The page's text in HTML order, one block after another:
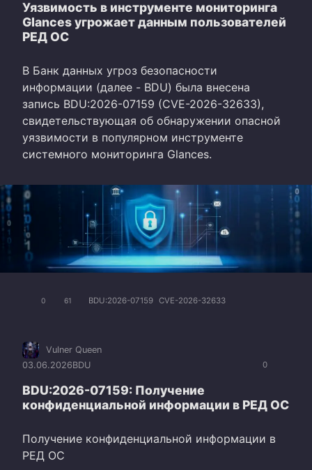
Уязвимость в инструменте мониторинга
Glances угрожает данным пользователей
РЕД ОС
В Банк данных угроз безопасности
информации (далее - BDU) была внесена
запись BDU:2026-07159 (CVE-2026-32633),
свидетельствующая об обнаружении опасной
уязвимости в популярном инструменте
системного мониторинга Glances.
0 61 BDU:2026-07159 CVE-2026-32633
0
Vulner Queen
03.06.2026BDU
BDU:2026-07159: Получение
конфиденциальной информации в РЕД ОС
Получение конфиденциальной информации в
РЕД ОС